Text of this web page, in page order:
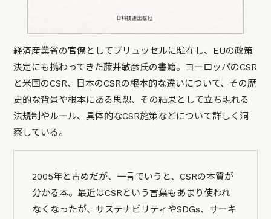
経済産業省の官僚としてブリュッセルに駐在し、EUの政策
決定にも携わってきた藤井敏彦氏の書籍。ヨーロッパのCSR
と米国のCSR、日本のCSRの根本的な違いについて、その歴
史的な背景や根本にある思想、その結果として立ち現れる
法規制やルール、具体的なCSR施策などについて詳しく洞
察している。
2005年と古めだが、一言でいうと、CSRの本質が
分かる本。最近はCSRという言葉もあまり使われ
なくなったが、サステナビリティやSDGs、サーキ